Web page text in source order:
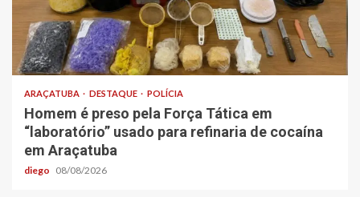
ARAÇATUBA DESTAQUE POLÍCIA
Homem é preso pela Força Tática em
“laboratório” usado para refinaria de cocaína
em Araçatuba
diego 08/08/2026